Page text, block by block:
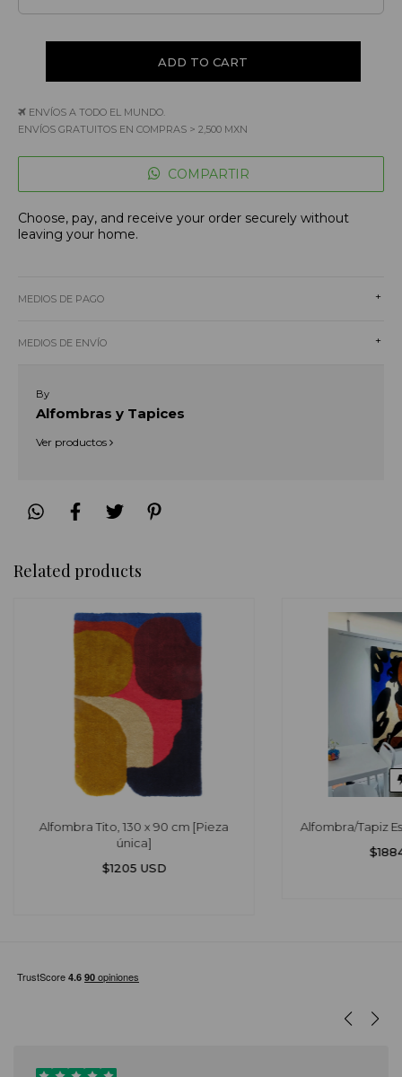
ENVÍOS A TODO EL MUNDO.
ENVÍOS GRATUITOS EN COMPRAS > 2,500 MXN
COMPARTIR
Choose, pay, and receive your order securely without
leaving your home.
+
MEDIOS DE PAGO
+
MEDIOS DE ENVÍO
By
Alfombras y Tapices
Ver productos
Related products
Alfombra Tito, 130 x 90 cm [Pieza
única]
$1205 USD
Alfombra/Tapiz